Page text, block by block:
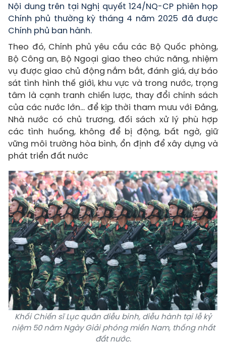
Nội dung trên tại Nghị quyết 124/NQ-CP phiên họp
Chính phủ thường kỳ tháng 4 năm 2025 đã được
Chính phủ ban hành.
Theo đó, Chính phủ yêu cầu các Bộ Quốc phòng,
Bộ Công an, Bộ Ngoại giao theo chức năng, nhiệm
vụ được giao chủ động nắm bắt, đánh giá, dự báo
sát tình hình thế giới, khu vực và trong nước, trọng
tâm là cạnh tranh chiến lược, thay đổi chính sách
của các nước lớn... để kịp thời tham mưu với Đảng,
Nhà nước có chủ trương, đối sách xử lý phù hợp
các tình huống, không để bị động, bất ngờ, giữ
vững môi trường hòa bình, ổn định để xây dựng và
phát triển đất nước
Khối Chiến sĩ Lục quân diễu binh, diễu hành tại lễ kỷ
niệm 50 năm Ngày Giải phóng miền Nam, thống nhất
đất nước.